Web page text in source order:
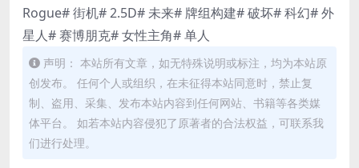
Rogue# 街机# 2.5D# 未来# 牌组构建# 破坏# 科幻# 外
星人# 赛博朋克# 女性主角# 单人
声明： 本站所有文章，如无特殊说明或标注，均为本站原
创发布。 任何个人或组织，在未征得本站同意时，禁止复
制、盗用、采集、发布本站内容到任何网站、书籍等各类媒
体平台。 如若本站内容侵犯了原著者的合法权益，可联系我
们进行处理。